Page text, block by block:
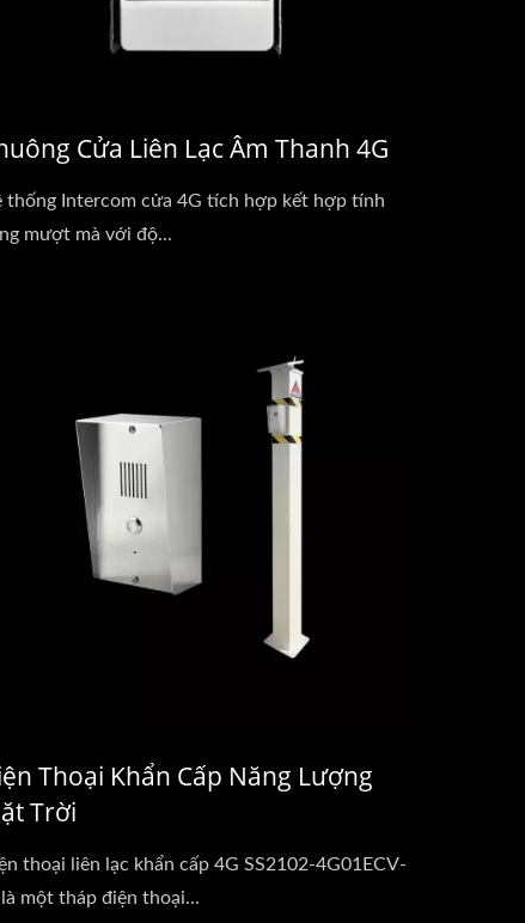
Cửa Liên Lạc Âm Thanh 4G
thống Intercom cửa 4G tích hợp kết hợp tính
mượt mà với độ...
Thoại Khẩn Cấp Năng Lượng
Trời
thoại liên lạc khẩn cấp 4G SS2102-4G01ECV-
một tháp điện thoại...